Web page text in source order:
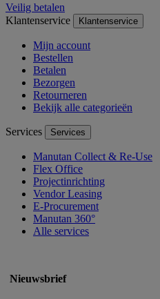
Veilig betalen
Klantenservice
Klantenservice
Mijn account
Bestellen
Betalen
Bezorgen
Retourneren
Bekijk alle categorieën
Services Services
Manutan Collect & Re-Use
Flex Office
Projectinrichting
Vendor Leasing
E-Procurement
Manutan 360°
Alle services
Nieuwsbrief